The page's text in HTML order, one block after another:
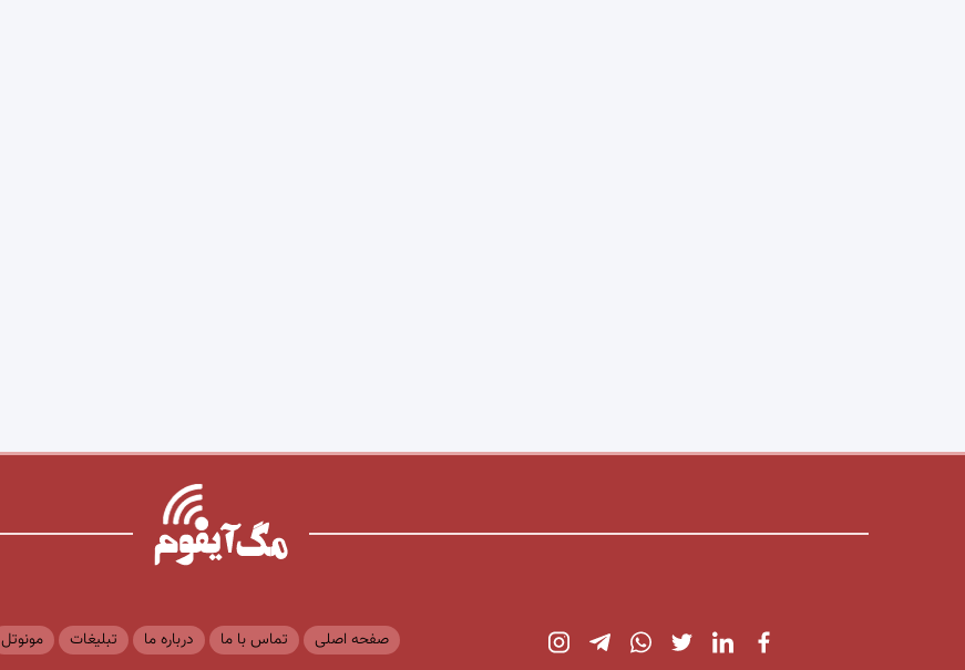
صفحه اصلی تماس با ما درباره ما تبلیغات مونوتل